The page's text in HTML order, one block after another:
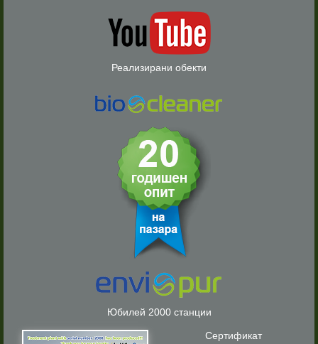
Реализирани обекти
Юбилей 2000 станции
Сертификат